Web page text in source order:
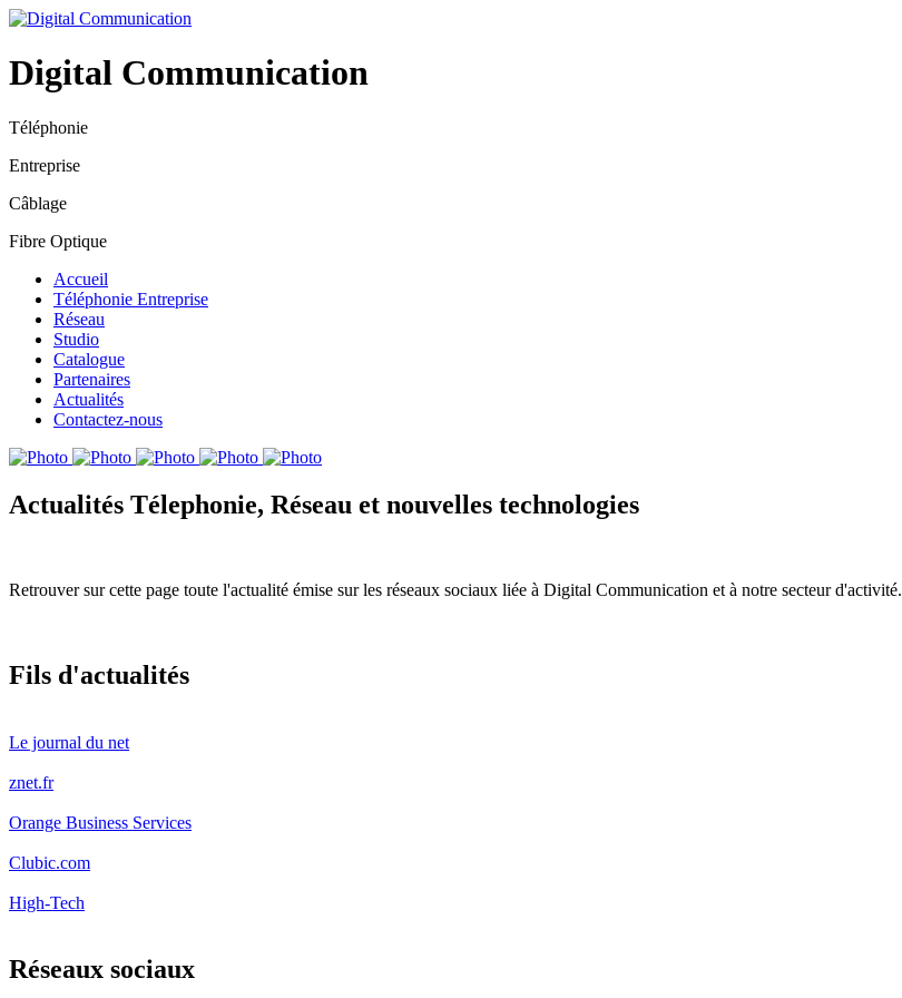
Digital Communication
Téléphonie
Entreprise
Câblage
Fibre Optique
Accueil
Téléphonie Entreprise
Réseau
Studio
Catalogue
Partenaires
Actualités
Contactez-nous
Actualités Télephonie, Réseau et nouvelles technologies
Retrouver sur cette page toute l'actualité émise sur les réseaux sociaux liée à Digital Communication et à notre secteur d'activité.
Fils d'actualités
Le journal du net
znet.fr
Orange Business Services
Clubic.com
High-Tech
Réseaux sociaux